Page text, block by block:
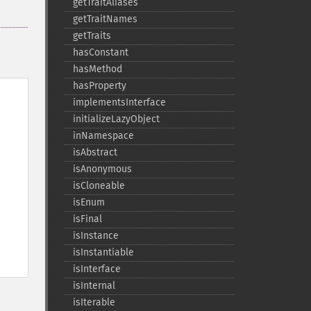
getTraitAliases
getTraitNames
getTraits
hasConstant
hasMethod
hasProperty
implementsInterface
initializeLazyObject
inNamespace
isAbstract
isAnonymous
isCloneable
isEnum
isFinal
isInstance
isInstantiable
isInterface
isInternal
isIterable